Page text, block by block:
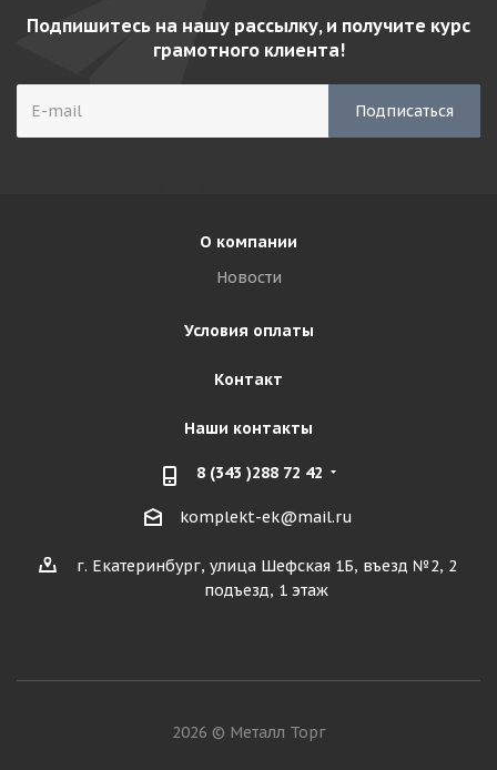
Подпишитесь на нашу рассылку, и получите курс
грамотного клиента!
О компании
Новости
Условия оплаты
Контакт
Наши контакты
8 (343 )288 72 42
komplekt-ek@mail.ru
г. Екатеринбург, улица Шефская 1Б, въезд №2, 2
подъезд, 1 этаж
2026 © Металл Торг